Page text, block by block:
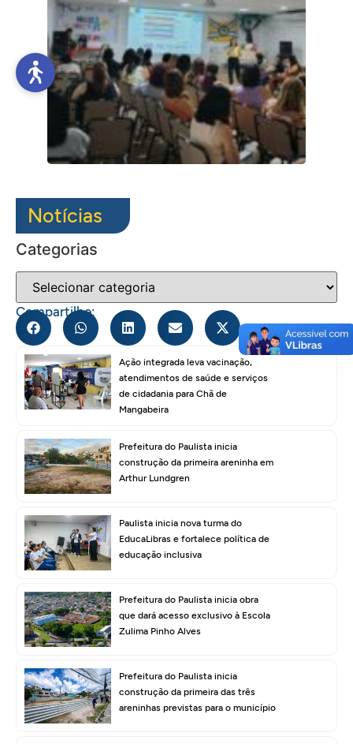
Notícias
Categorias
Compartilhe:
Ação integrada leva vacinação,
atendimentos de saúde e serviços
de cidadania para Chã de
Mangabeira
Prefeitura do Paulista inicia
construção da primeira areninha em
Arthur Lundgren
Paulista inicia nova turma do
EducaLibras e fortalece política de
educação inclusiva
Prefeitura do Paulista inicia obra
que dará acesso exclusivo à Escola
Zulima Pinho Alves
Prefeitura do Paulista inicia
construção da primeira das três
areninhas previstas para o município